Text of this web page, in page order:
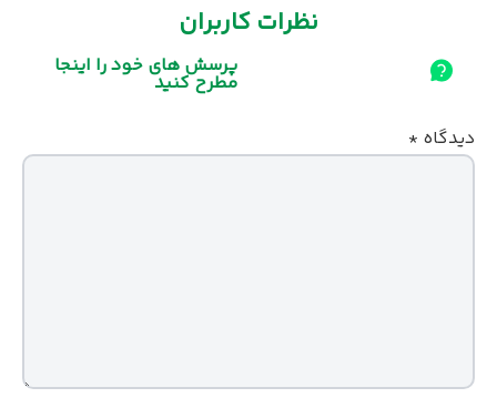
نظرات کاربران
پرسش های خود را اینجا
مطرح کنید
دیدگاه *